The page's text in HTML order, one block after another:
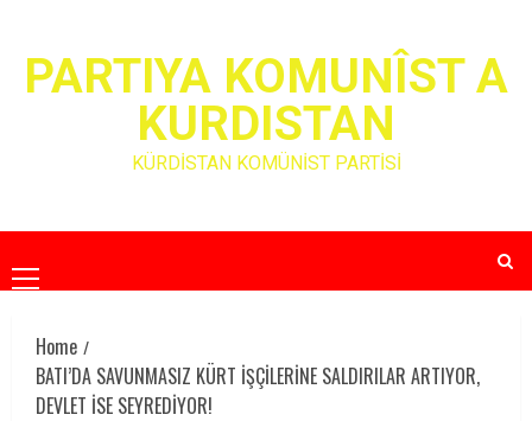
contentPARTIYA KOMUNÎST A
KURDISTAN
KÜRDİSTAN KOMÜNİST PARTİSİ
Primary
Menu
Home
BATI’DA SAVUNMASIZ KÜRT İŞÇİLERİNE SALDIRILAR ARTIYOR,
DEVLET İSE SEYREDİYOR!